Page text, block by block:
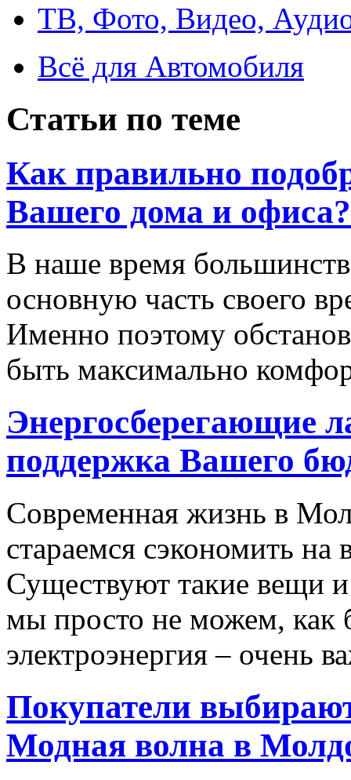
ТВ, Фото, Видео,
Всё для Автомобиля
Статьи по теме
Как правильно
Вашего дома и офиса?
В наше время
основную часть своего
Именно поэтому
быть максимально
Энергосберегающие
поддержка Вашего
Современная жизнь в
стараемся сэкономить
Существуют такие вещи
мы просто не можем, как
электроэнергия – очень
Покупатели
Модная волна в